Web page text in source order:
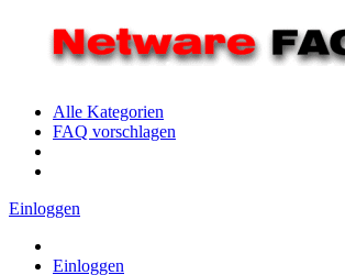
Alle Kategorien
FAQ vorschlagen
Einloggen
Einloggen